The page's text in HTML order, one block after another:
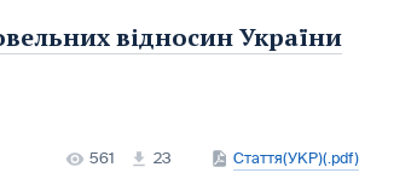
відносин України
561 23 Стаття(УКР)(.pdf)